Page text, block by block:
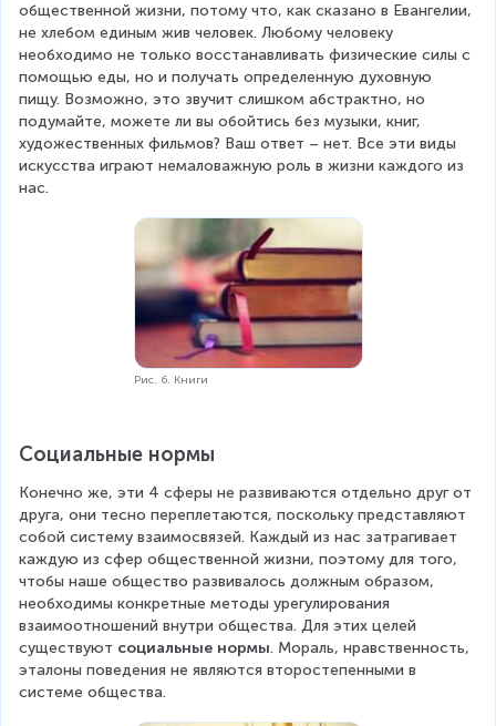
общественной жизни, потому что, как сказано в Евангелии,
не хлебом единым жив человек. Любому человеку
необходимо не только восстанавливать физические силы с
помощью еды, но и получать определенную духовную
пищу. Возможно, это звучит слишком абстрактно, но
подумайте, можете ли вы обойтись без музыки, книг,
художественных фильмов? Ваш ответ – нет. Все эти виды
искусства играют немаловажную роль в жизни каждого из
нас.
Рис. 6. Книги
Социальные нормы
Конечно же, эти 4 сферы не развиваются отдельно друг от
друга, они тесно переплетаются, поскольку представляют
собой систему взаимосвязей. Каждый из нас затрагивает
каждую из сфер общественной жизни, поэтому для того,
чтобы наше общество развивалось должным образом,
необходимы конкретные методы урегулирования
взаимоотношений внутри общества. Для этих целей
существуют социальные нормы. Мораль, нравственность,
эталоны поведения не являются второстепенными в
системе общества.